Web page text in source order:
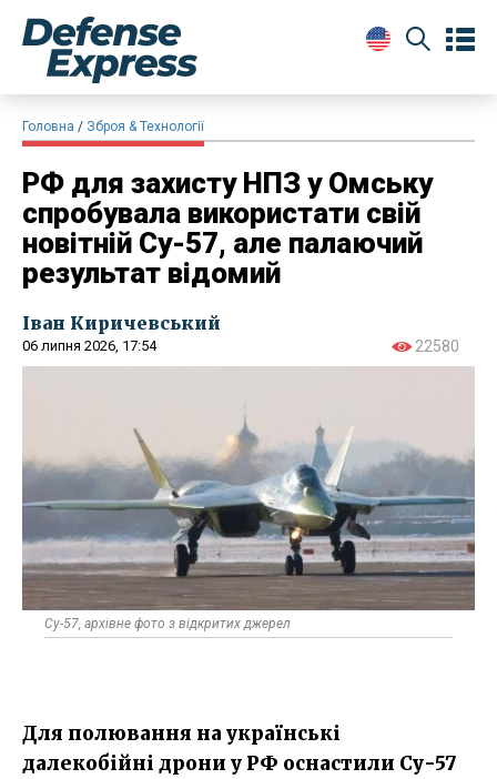
Головна Зброя & Технології
РФ для захисту НПЗ у Омську
спробувала використати свій
новітній Су-57, але палаючий
результат відомий
Іван Киричевський
06 липня 2026, 17:54 22580
Су-57, архівне фото з відкритих джерел
Для полювання на українські
далекобійні дрони у РФ оснастили Су-57